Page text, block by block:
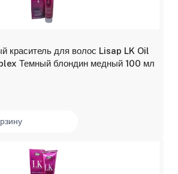
краситель для волос Lisap LK Oil
Темный блондин медный 100 мл